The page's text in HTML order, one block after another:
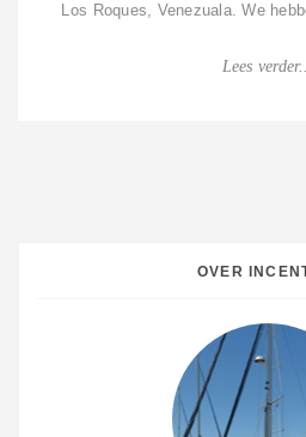
Los Roques, Venezuala. We
Lees verder...
OVER